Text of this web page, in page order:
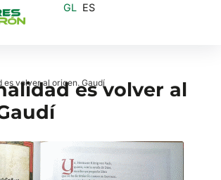
GL ES
es volver al origen. Gaudíes volver al